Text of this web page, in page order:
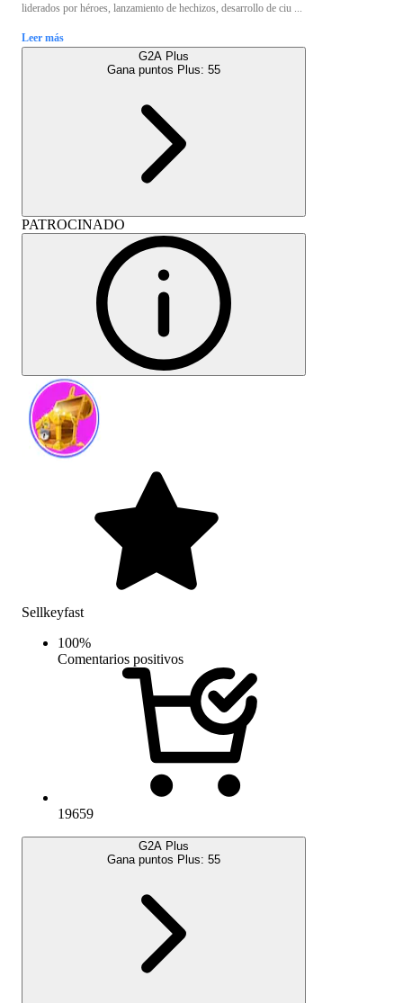
liderados por héroes, lanzamiento de hechizos, desarrollo de ciu ...
Leer más
G2A Plus
Gana puntos Plus: 55
PATROCINADO
Sellkeyfast
100%
Comentarios positivos
19659
G2A Plus
Gana puntos Plus: 55